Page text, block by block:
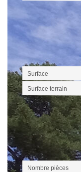
Surfaces
Surface
Surface terrain
Intérieur
Nombre pièces